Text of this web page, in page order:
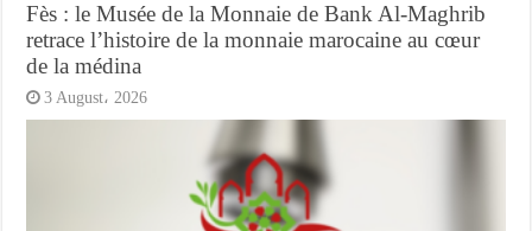
Fès : le Musée de la Monnaie de Bank Al-Maghrib
retrace l’histoire de la monnaie marocaine au cœur
de la médina
3 August، 2026